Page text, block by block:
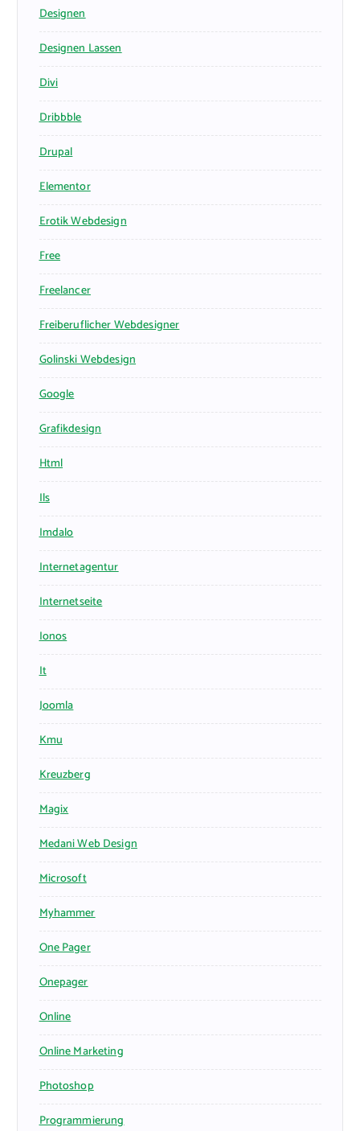
Designen
Designen Lassen
Divi
Dribbble
Drupal
Elementor
Erotik Webdesign
Free
Freelancer
Freiberuflicher Webdesigner
Golinski Webdesign
Google
Grafikdesign
Html
Ils
Imdalo
Internetagentur
Internetseite
Ionos
It
Joomla
Kmu
Kreuzberg
Magix
Medani Web Design
Microsoft
Myhammer
One Pager
Onepager
Online
Online Marketing
Photoshop
Programmierung